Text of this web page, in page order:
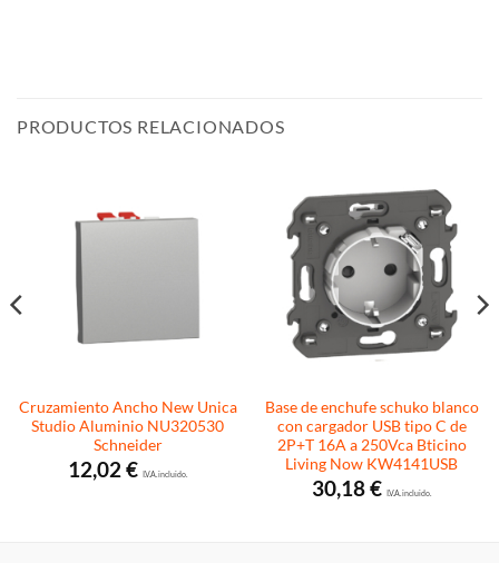
PRODUCTOS RELACIONADOS
Cruzamiento Ancho New Unica
Studio Aluminio NU320530
Schneider
12,02 € I.V.A. incluido.
Base de enchufe schuko blanco
con cargador USB tipo C de
2P+T 16A a 250Vca Bticino
Living Now KW4141USB
30,18€ I.V.A. incluido.